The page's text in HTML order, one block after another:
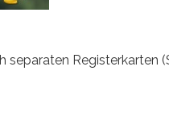
Registerkarten